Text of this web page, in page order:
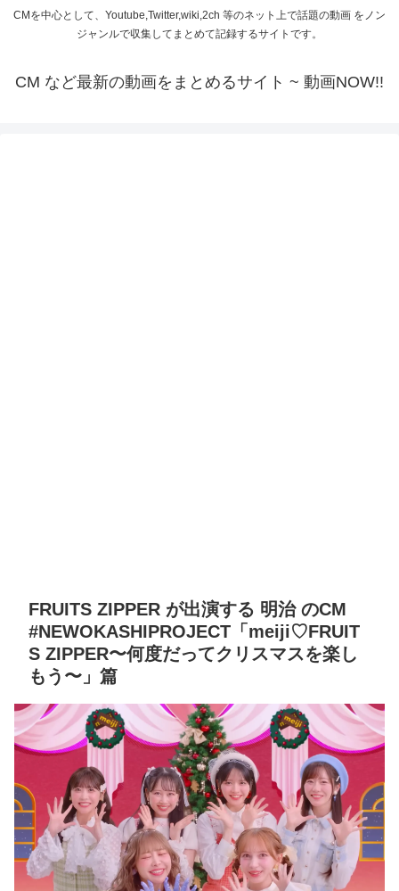
CMを中心として、Youtube,Twitter,wiki,2ch 等のネット上で話題の動画 をノン
ジャンルで収集してまとめて記録するサイトです。
CM など最新の動画をまとめるサイト ~ 動画NOW!!
FRUITS ZIPPER が出演する 明治 のCM
#NEWOKASHIPROJECT「meiji♡FRUIT
S ZIPPER〜何度だってクリスマスを楽し
もう〜」篇